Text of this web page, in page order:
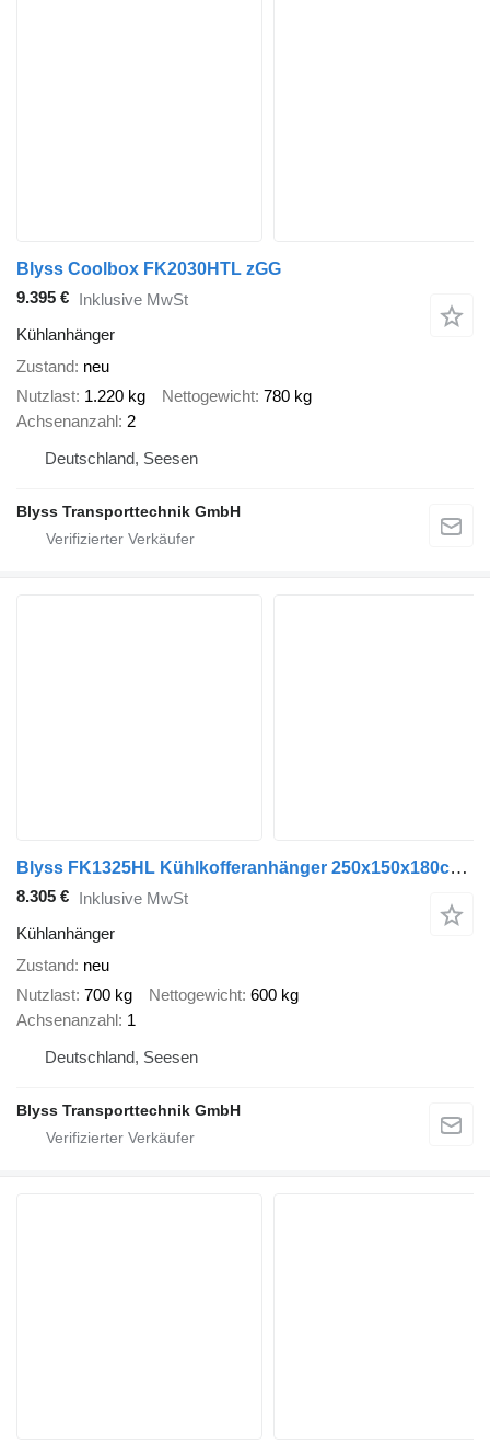
Blyss Coolbox FK2030HTL zGG
9.395 € Inklusive MwSt
Kühlanhänger
Zustand
neu
Nutzlast 1.220 kg Nettogewicht 780 kg
Achsenanzahl 2
Deutschland, Seesen
Blyss Transporttechnik GmbH
Blyss FK1325HL Kühlkofferanhänger 250x150x180cm 1300kg zGG
8.305 € Inklusive MwSt
Kühlanhänger
Zustand neu
Nutzlast 700 kg Nettogewicht 600 kg
Achsenanzahl 1
Deutschland, Seesen
Blyss Transporttechnik GmbH